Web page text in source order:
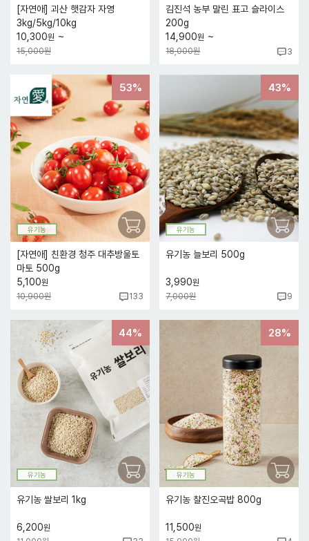
[자연애] 괴산 햇감자 자영
3kg/5kg/10kg
10,300원 ~
15,000원
김진석 농부 말린 표고 슬라이스
200g
14,900원 ~
18,000원 3
53%
유기농
[자연애] 친환경 청주 대추방울토
마토 500g
5,100원
10,900원
133
43%
유기농
유기농 늘보리 500g
3,990원
7,000원
9
44%
유기농
유기농 쌀보리 1kg
6,200원
28%
유기농
유기농 찰진오곡밥 800g
11,500원